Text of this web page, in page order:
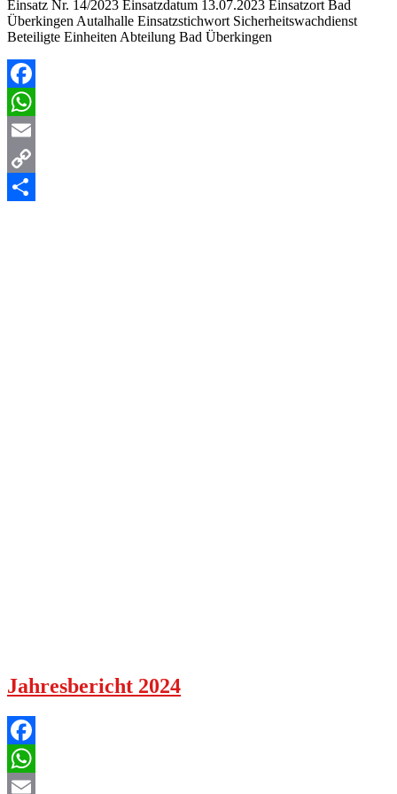
Einsatz Nr. 14/2023 Einsatzdatum 13.07.2023 Einsatzort Bad
Überkingen Autalhalle Einsatzstichwort Sicherheitswachdienst
Beteiligte Einheiten Abteilung Bad Überkingen
Facebook
WhatsApp
Email
Copy
Jahresbericht 2024
Facebook
WhatsApp